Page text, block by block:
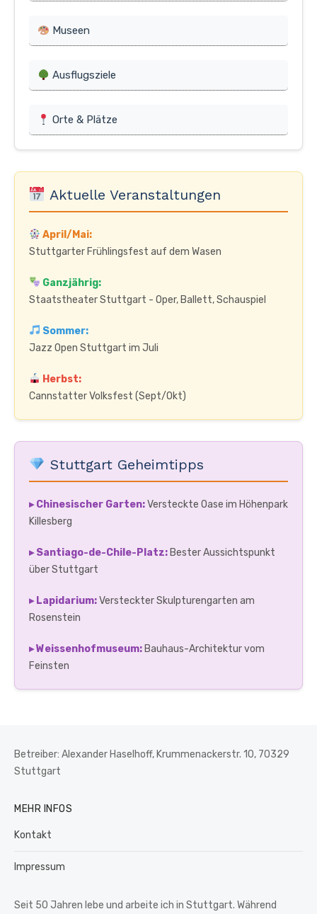
Museen
Ausflugsziele
Orte & Plätze
Aktuelle Veranstaltungen
April/Mai:
Stuttgarter Frühlingsfest auf dem Wasen
Ganzjährig:
Staatstheater Stuttgart - Oper, Ballett, Schauspiel
Sommer:
Jazz Open Stuttgart im Juli
Herbst:
Cannstatter Volksfest (Sept/Okt)
Stuttgart Geheimtipps
▸ Chinesischer Garten:Versteckte Oase im Höhenpark
Killesberg
▸ Santiago-de-Chile-Platz: Bester Aussichtspunkt
über Stuttgart
▸ Lapidarium:Versteckter Skulpturengarten am
Rosenstein
▸ Weissenhofmuseum: Bauhaus-Architektur vom
Feinsten
Betreiber: Alexander Haselhoff, Krummenackerstr. 10, 70329
Stuttgart
MEHR INFOS
Kontakt
Impressum
Seit 50 Jahren lebe und arbeite ich in Stuttgart. Während